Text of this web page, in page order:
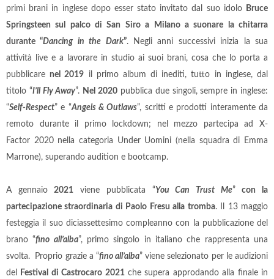
primi brani in inglese dopo esser stato invitato dal suo idolo
Bruce
Springsteen sul palco di San Siro a Milano a suonare la chitarra
durante “Dancing in the Dark”. Negli anni successivi inizia la sua
attività live e a lavorare in studio ai suoi brani, cosa che lo porta a
pubblicarenel 2019 il primo album di inediti, tutto in inglese, dal
titolo “I’ll Fly Away”. Nel 2020 pubblica due singoli, sempre in inglese:
“Self-Respect” e “Angels & Outlaws”, scritti e prodotti interamente da
remoto durante il primo lockdown; nel mezzo partecipa ad X-
Factor 2020 nella categoria Under Uomini (nella squadra di Emma
Marrone), superando audition e bootcamp.
A gennaio2021 viene pubblicata “You Can Trust Me”con la
partecipazione straordinaria di Paolo Fresu alla tromba. Il 13 maggio
festeggia il suo diciassettesimo compleanno con la pubblicazione del
brano “fino all’alba”, primo singolo in italiano che rappresenta una
svolta. Proprio grazie a “fino all’alba” viene selezionato per le audizioni
del
Festival di Castrocaro 2021che supera approdando alla finale in